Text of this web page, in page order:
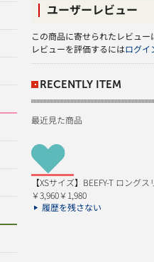
ユーザーレビュー
この商品に寄せられたレビュ
レビューを評価するにはログイ
RECENTLY ITEM
最近見た商品
【XSサイズ】BEEFY-T ロング
￥3,960￥1,980
履歴を残さない